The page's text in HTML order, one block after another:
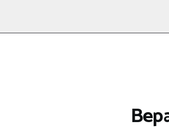
RÖPORTAJ